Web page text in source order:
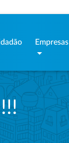
Empresas